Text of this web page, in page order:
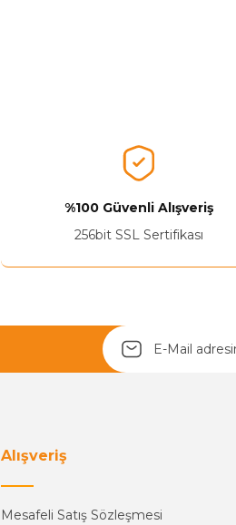
%100 Güvenli Alışveriş
256bit SSL Sertifikası
Alışveriş
Mesafeli Satış Sözleşmesi